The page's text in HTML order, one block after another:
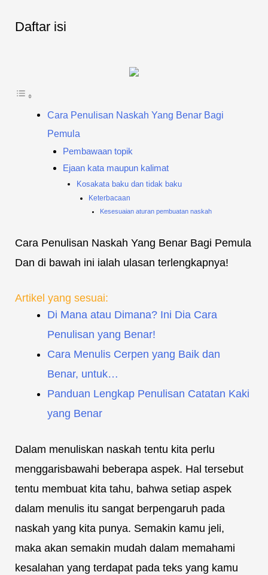
Daftar isi
Cara Penulisan Naskah Yang Benar Bagi
Pemula
Pembawaan topik
Ejaan kata maupun kalimat
Kosakata baku dan tidak baku
Keterbacaan
Kesesuaian aturan pembuatan naskah
Cara Penulisan Naskah Yang Benar Bagi Pemula
Dan di bawah ini ialah ulasan terlengkapnya!
Artikel yang sesuai:
Di Mana atau Dimana? Ini Dia Cara
Penulisan yang Benar!
Cara Menulis Cerpen yang Baik dan
Benar, untuk…
Panduan Lengkap Penulisan Catatan Kaki
yang Benar
Dalam menuliskan naskah tentu kita perlu
menggarisbawahi beberapa aspek. Hal tersebut
tentu membuat kita tahu, bahwa setiap aspek
dalam menulis itu sangat berpengaruh pada
naskah yang kita punya. Semakin kamu jeli,
maka akan semakin mudah dalam memahami
kesalahan yang terdapat pada teks yang kamu